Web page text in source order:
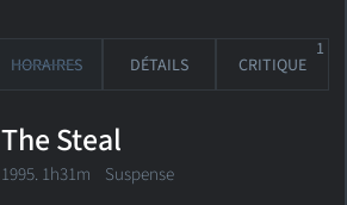
HORAIRES DÉTAILS CRITIQUE
1
The Steal
1995. 1h31m Suspense